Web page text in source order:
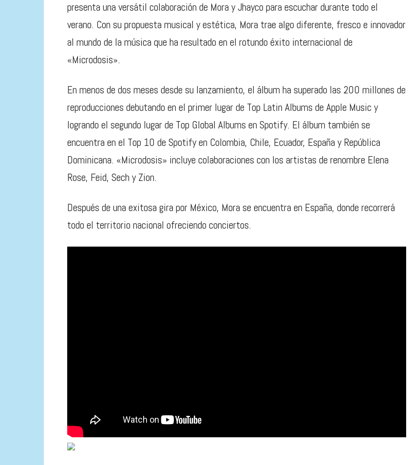
presenta una versátil colaboración de Mora y Jhayco para escuchar durante todo el
verano. Con su propuesta musical y estética, Mora trae algo diferente, fresco e innovador
al mundo de la música que ha resultado en el rotundo éxito internacional de
«Microdosis».
En menos de dos meses desde su lanzamiento, el álbum ha superado las 200 millones de
reproducciones debutando en el primer lugar de Top Latin Albums de Apple Music y
logrando el segundo lugar de Top Global Albums en Spotify. El álbum también se
encuentra en el Top 10 de Spotify en Colombia, Chile, Ecuador, España y República
Dominicana. «Microdosis» incluye colaboraciones con los artistas de renombre Elena
Rose, Feid, Sech y Zion.
Después de una exitosa gira por México, Mora se encuentra en España, donde recorrerá
todo el territorio nacional ofreciendo conciertos.